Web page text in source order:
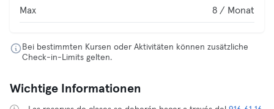
Max 8 / Monat
Bei bestimmten Kursen oder Aktivitäten können zusätzliche
Check-in-Limits gelten.
Wichtige Informationen